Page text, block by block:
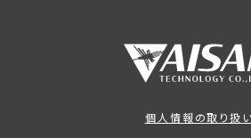
個人情報の取り扱